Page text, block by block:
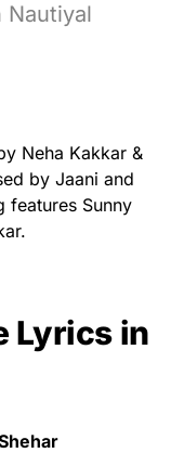
Nautiyal
Neha Kakkar &
by Jaani and
features Sunny
Lyrics in